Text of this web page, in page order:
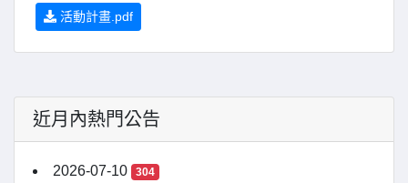
活動計畫.pdf
近月內熱門公告
2026-07-10 304